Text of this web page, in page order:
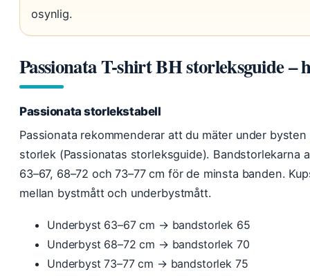
osynlig.
Passionata T-shirt BH storleksguide
Passionata storlekstabell
Passionata rekommenderar att du mäter under
storlek (Passionatas storleksguide). Bandstorlekarna
63–67, 68–72 och 73–77 cm för de minsta banden.
mellan bystmått och underbystmått.
Underbyst 63–67 cm → bandstorlek 65
Underbyst 68–72 cm → bandstorlek 70
Underbyst 73–77 cm → bandstorlek 75